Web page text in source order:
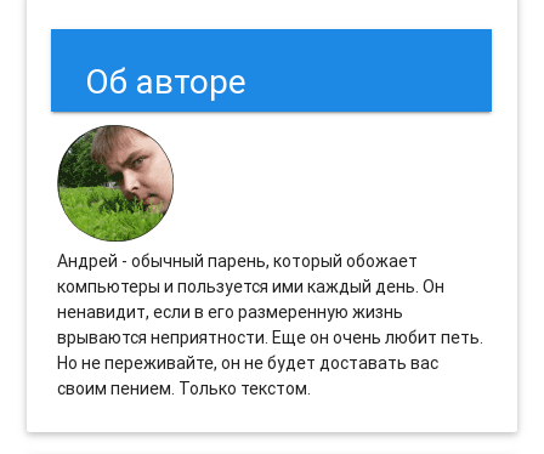
Об авторе
Андрей - обычный парень, который обожает
компьютеры и пользуется ими каждый день. Он
ненавидит, если в его размеренную жизнь
врываются неприятности. Еще он очень любит петь.
Но не переживайте, он не будет доставать вас
своим пением. Только текстом.